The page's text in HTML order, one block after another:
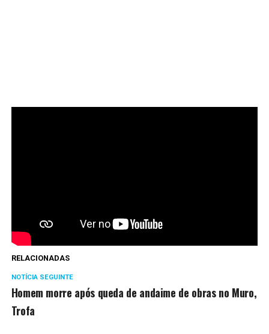
RELACIONADAS
NOTÍCIA SEGUINTE
Homem morre após queda de andaime de obras no Muro,
Trofa